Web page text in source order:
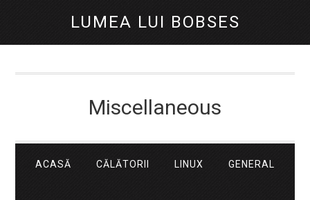
LUMEA LUI BOBSES
Miscellaneous
ACASĂ CĂLĂTORII LINUX GENERAL